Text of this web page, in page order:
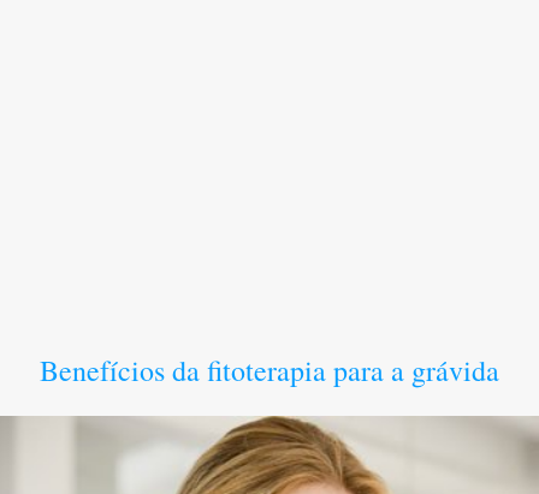
Benefícios da fitoterapia para a grávida